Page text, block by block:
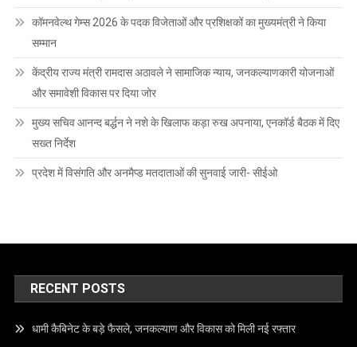
कॉमनवेल्थ गेम्स 2026 के पदक विजेताओं और प्रशिक्षकों का मुख्यमंत्री ने किया
सम्मान
केंद्रीय राज्य मंत्री रामदास अठावले ने सामाजिक न्याय, जनकल्याणकारी योजनाओं
और समावेशी विकास पर दिया जोर
मुख्य सचिव आनन्द बर्द्धन ने नशे के खिलाफ कड़ा रुख अपनाया, एनकॉर्ड बैठक में दिए
सख्त निर्देश
प्रदेश में विसंगति और अनमैप्ड मतदाताओं की सुनवाई जारी- सीईओ
RECENT POSTS
धामी कैबिनेट के बड़े फैसले, जनकल्याण और विकास को मिली नई रफ्तार